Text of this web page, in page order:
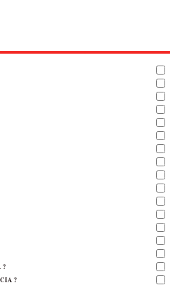
?
?